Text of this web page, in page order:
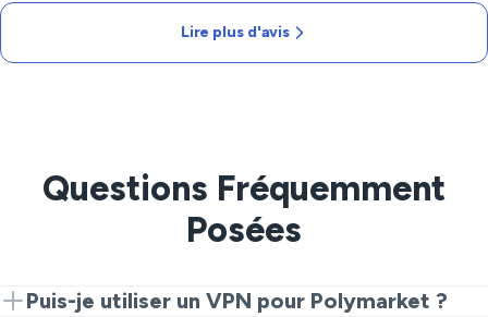
Lire plus d'avis
Questions Fréquemment
Posées
Puis-je utiliser un VPN pour Polymarket ?